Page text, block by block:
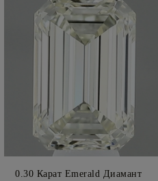
0.30 Карат Emerald Диамант